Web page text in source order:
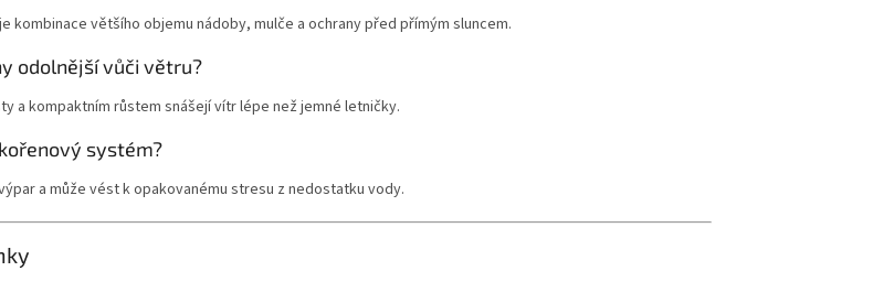
kombinace většího objemu nádoby, mulče a ochrany před přímým sluncem.
odolnější vůči větru?
a kompaktním růstem snášejí vítr lépe než jemné letničky.
systém?
a může vést k opakovanému stresu z nedostatku vody.